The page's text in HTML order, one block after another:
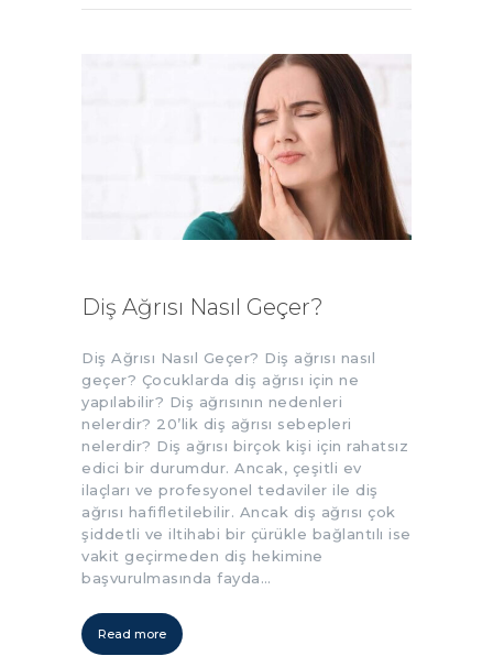
Diş Ağrısı Nasıl Geçer?
Diş Ağrısı Nasıl Geçer? Diş ağrısı nasıl
geçer? Çocuklarda diş ağrısı için ne
yapılabilir? Diş ağrısının nedenleri
nelerdir? 20’lik diş ağrısı sebepleri
nelerdir? Diş ağrısı birçok kişi için rahatsız
edici bir durumdur. Ancak, çeşitli ev
ilaçları ve profesyonel tedaviler ile diş
ağrısı hafifletilebilir. Ancak diş ağrısı çok
şiddetli ve iltihabi bir çürükle bağlantılı ise
vakit geçirmeden diş hekimine
başvurulmasında fayda…
Read more